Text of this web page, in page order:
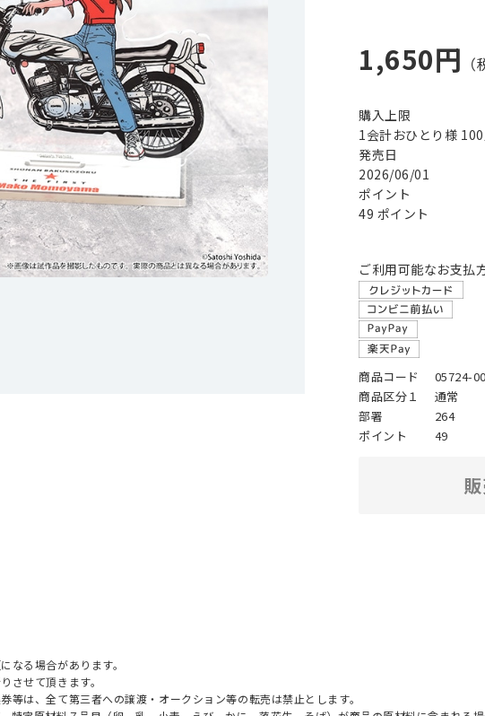
1,650円
購入上限
1会計おひとり様
発売日
2026/06/01
ポイント
49 ポイント
ご利用可能なお支払
商品コード
05724-
商品区分１
通常
部署
264
ポイント
49
なる場合があります。
させて頂きます。
等は、全て第三者への譲渡・オークション等の転売は禁止とします。